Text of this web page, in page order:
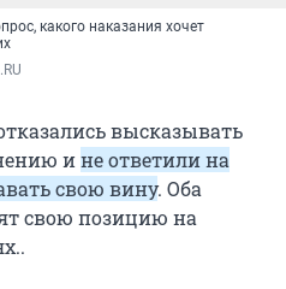
какого наказания хочет
высказывать
ине ответили на
свою вину. Оба
свою позицию на